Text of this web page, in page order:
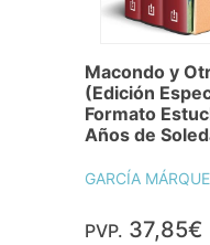
Macondo y
(Edición
Formato
Años de
GARCÍA
PVP. 37,85€